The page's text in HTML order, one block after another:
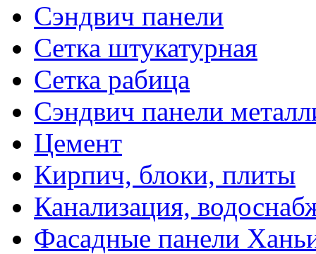
Сэндвич панели
Сетка штукатурная
Сетка рабица
Сэндвич панели
Цемент
Кирпич, блоки, плиты
Канализация,
Фасадные панели